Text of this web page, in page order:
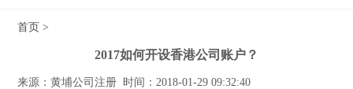
首页 >
2017如何开设香港公司账户？
来源：黄埔公司注册 时间：2018-01-29 09:32:40